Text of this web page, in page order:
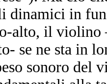
in
alto, il violino
se ne sta in
sonoro del